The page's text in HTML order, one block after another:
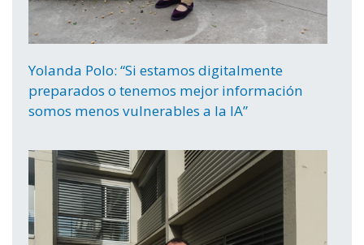
Yolanda Polo: “Si estamos digitalmente
preparados o tenemos mejor información
somos menos vulnerables a la IA”